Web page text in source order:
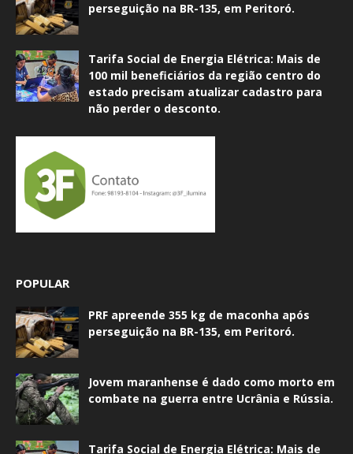
perseguição na BR-135, em Peritoró.
Tarifa Social de Energia Elétrica: Mais de
100 mil beneficiários da região centro do
estado precisam atualizar cadastro para
não perder o desconto.
POPULAR
PRF apreende 355 kg de maconha após
perseguição na BR-135, em Peritoró.
Jovem maranhense é dado como morto em
combate na guerra entre Ucrânia e Rússia.
Tarifa Social de Energia Elétrica: Mais de